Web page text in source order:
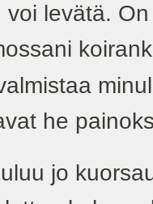
levätä.
he
jo